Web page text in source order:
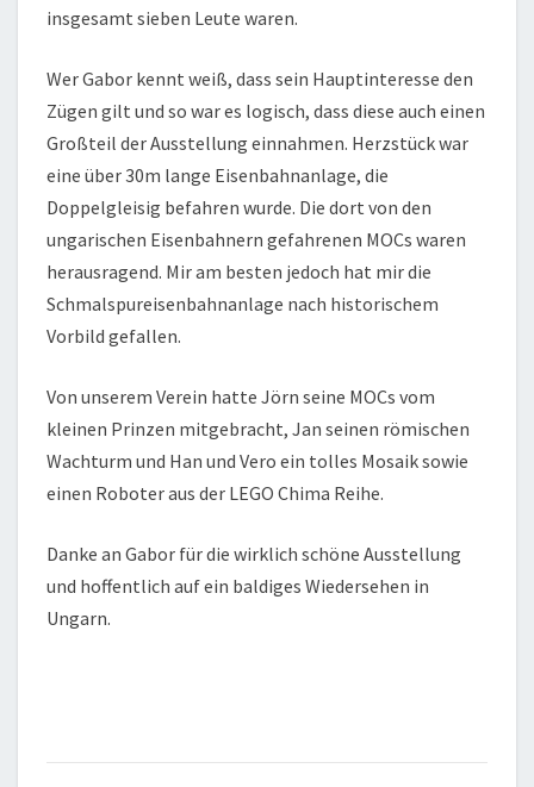
insgesamt sieben Leute waren.
Wer Gabor kennt weiß, dass sein Hauptinteresse den
Zügen gilt und so war es logisch, dass diese auch einen
Großteil der Ausstellung einnahmen. Herzstück war
eine über 30m lange Eisenbahnanlage, die
Doppelgleisig befahren wurde. Die dort von den
ungarischen Eisenbahnern gefahrenen MOCs waren
herausragend. Mir am besten jedoch hat mir die
Schmalspureisenbahnanlage nach historischem
Vorbild gefallen.
Von unserem Verein hatte Jörn seine MOCs vom
kleinen Prinzen mitgebracht, Jan seinen römischen
Wachturm und Han und Vero ein tolles Mosaik sowie
einen Roboter aus der LEGO Chima Reihe.
Danke an Gabor für die wirklich schöne Ausstellung
und hoffentlich auf ein baldiges Wiedersehen in
Ungarn.